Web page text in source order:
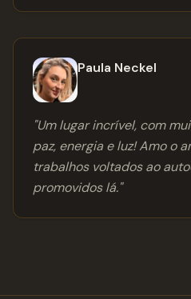
Paula Neckel
"Um lugar incrível, com
paz, energia e luz! Amo o
trabalhos voltados ao
promovidos lá."